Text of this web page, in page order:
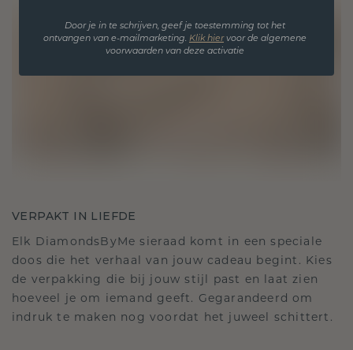
VERPAKT IN LIEFDE
Elk DiamondsByMe sieraad komt in een speciale
doos die het verhaal van jouw cadeau begint. Kies
de verpakking die bij jouw stijl past en laat zien
hoeveel je om iemand geeft. Gegarandeerd om
indruk te maken nog voordat het juweel schittert.
Door je in te schrijven, geef je toestemming tot het
ontvangen van e-mailmarketing. Klik hiervoor de algemene
voorwaarden van deze activatie